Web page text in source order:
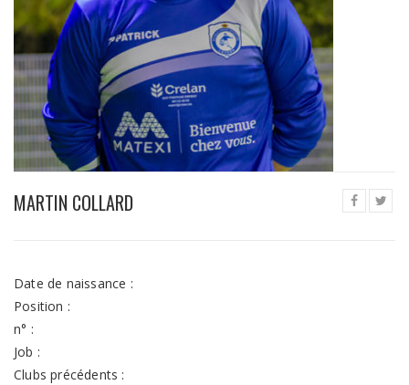
MARTIN COLLARD
Date de naissance :
Position :
n° :
Job :
Clubs précédents :